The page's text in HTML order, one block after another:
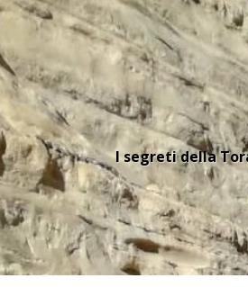
I segreti della